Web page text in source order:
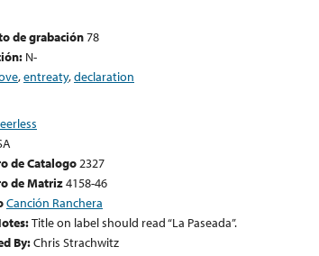
de grabación78
N-
,entreaty,declaration
de Catalogo2327
de Matriz4158-46
Canción Ranchera
Title on label should read “La Paseada”.
By:Chris Strachwitz